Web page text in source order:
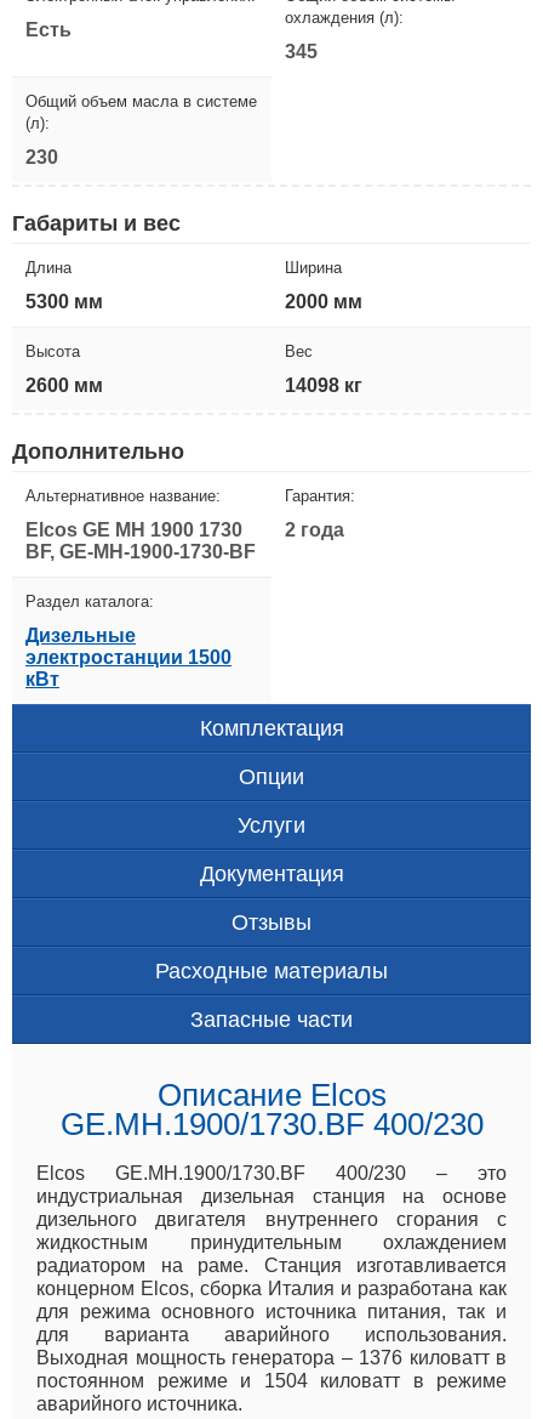
Есть
охлаждения (л):
345
Общий объем масла в системе
(л):
230
Габариты и вес
Длина
5300 мм
Ширина
2000 мм
Высота
2600 мм
Вес
14098 кг
Дополнительно
Альтернативное название:
Elcos GE MH 1900 1730
BF, GE-MH-1900-1730-BF
Гарантия:
2 года
Раздел каталога:
Дизельные
электростанции 1500
кВт
Комплектация
Опции
Услуги
Документация
Отзывы
Расходные материалы
Запасные части
Описание Elcos
GE.MH.1900/1730.BF 400/230
Elcos GE.MH.1900/1730.BF 400/230 – это
индустриальная дизельная станция на основе
дизельного двигателя внутреннего сгорания с
жидкостным принудительным охлаждением
радиатором на раме. Станция изготавливается
концерном Elcos, сборка Италия и разработана как
для режима основного источника питания, так и
для варианта аварийного использования.
Выходная мощность генератора – 1376 киловатт в
постоянном режиме и 1504 киловатт в режиме
аварийного источника.